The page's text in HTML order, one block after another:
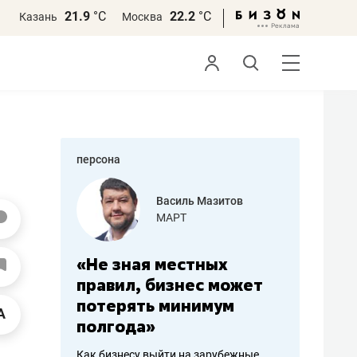
Казань 21.9 °С Москва 22.2 °С
персона
работа
Василь Мазитов
МАРТ
«Не зная местных
правил, бизнес может
потерять минимум
полгода»